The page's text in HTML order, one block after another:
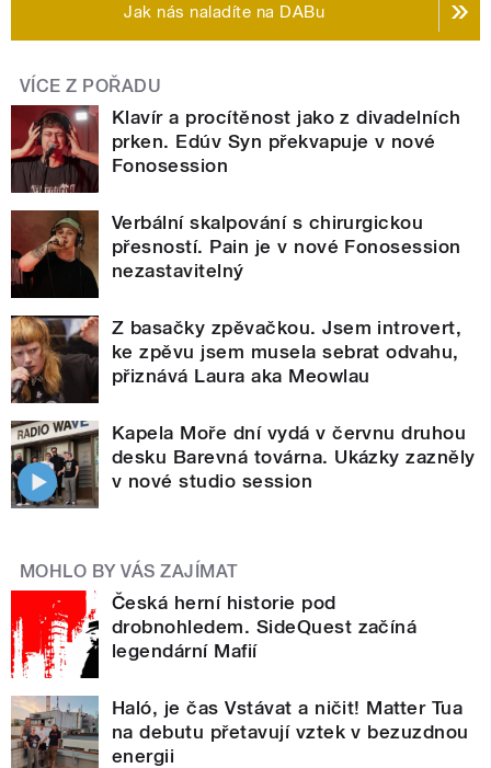
Jak nás naladíte na DABu
VÍCE Z POŘADU
Klavír a procítěnost jako z divadelních
prken. Edúv Syn překvapuje v nové
Fonosession
Verbální skalpování s chirurgickou
přesností. Pain je v nové Fonosession
nezastavitelný
Z basačky zpěvačkou. Jsem introvert,
ke zpěvu jsem musela sebrat odvahu,
přiznává Laura aka Meowlau
Kapela Moře dní vydá v červnu druhou
desku Barevná továrna. Ukázky zazněly
v nové studio session
MOHLO BY VÁS ZAJÍMAT
Česká herní historie pod
drobnohledem. SideQuest začíná
legendární Mafií
Haló, je čas Vstávat a ničit! Matter Tua
na debutu přetavují vztek v bezuzdnou
energii